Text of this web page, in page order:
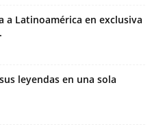
a Latinoamérica en exclusiva
leyendas en una sola